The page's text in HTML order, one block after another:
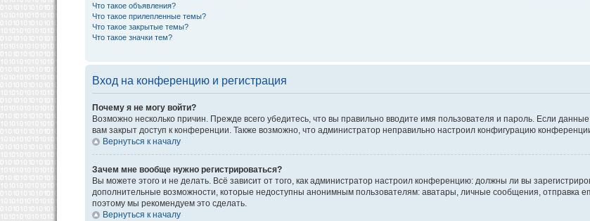
Что такое объявления?
Что такое прилепленные темы?
Что такое закрытые темы?
Что такое значки тем?
Вход на конференцию и регистрация
Почему я не могу войти?
Возможно несколько причин. Прежде всего убедитесь, что вы правильно вводите имя пользователя и пароль. Если
вам закрыт доступ к конференции. Также возможно, что администратор неправильно настроил конфигурацию
Вернуться к началу
Зачем мне вообще нужно регистрироваться?
Вы можете этого и не делать. Всё зависит от того, как администратор настроил конференцию: должны ли вы
дополнительные возможности, которые недоступны анонимным пользователям: аватары, личные сообщения, отправка
поэтому мы рекомендуем это сделать.
Вернуться к началу